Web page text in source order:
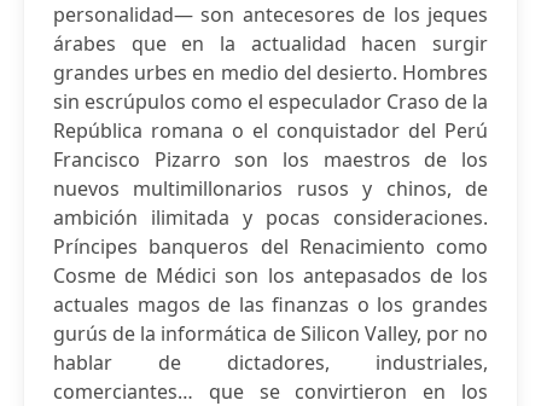
personalidad— son antecesores de los jeques
árabes que en la actualidad hacen surgir
grandes urbes en medio del desierto. Hombres
sin escrúpulos como el especulador Craso de la
República romana o el conquistador del Perú
Francisco Pizarro son los maestros de los
nuevos multimillonarios rusos y chinos, de
ambición ilimitada y pocas consideraciones.
Príncipes banqueros del Renacimiento como
Cosme de Médici son los antepasados de los
actuales magos de las finanzas o los grandes
gurús de la informática de Silicon Valley, por no
hablar de dictadores, industriales,
comerciantes… que se convirtieron en los